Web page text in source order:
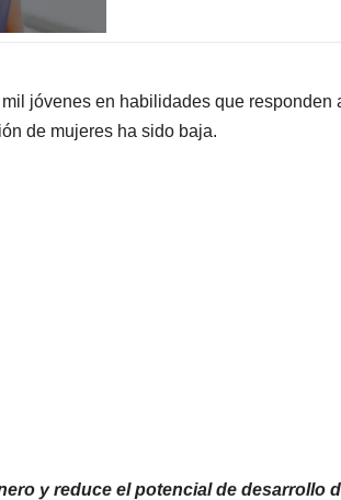
jóvenes en habilidades que responden
de mujeres ha sido baja.
y reduce el potencial de desarrollo